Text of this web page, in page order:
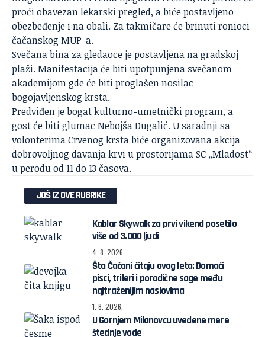
proći obavezan lekarski pregled, a biće postavljeno
obezbeđenje i na obali. Za takmičare će brinuti ronioci
čačanskog MUP-a.
Svečana bina za gledaoce je postavljena na gradskoj
plaži. Manifestacija će biti upotpunjena svečanom
akademijom gde će biti proglašen nosilac
bogojavljenskog krsta.
Predviđen je bogat kulturno-umetnički program, a
gost će biti glumac Nebojša Dugalić. U saradnji sa
volonterima Crvenog krsta biće organizovana akcija
dobrovoljnog davanja krvi u prostorijama SC „Mladost“
u perodu od 11 do 13 časova.
JOŠ IZ OVE RUBRIKE
Kablar Skywalk za prvi vikend posetilo
više od 3.000 ljudi
4. 8. 2026.
Šta Čačani čitaju ovog leta: Domaći
pisci, trileri i porodične sage među
najtraženijim naslovima
1. 8. 2026.
U Gornjem Milanovcu uvedene mere
štednje vode